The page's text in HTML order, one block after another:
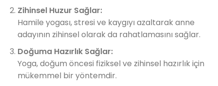
Zihinsel Huzur Sağlar:
Hamile yogası, stresi ve kaygıyı azaltarak anne
adayının zihinsel olarak da rahatlamasını sağlar.
Doğuma Hazırlık Sağlar:
Yoga, doğum öncesi fiziksel ve zihinsel hazırlık için
mükemmel bir yöntemdir.